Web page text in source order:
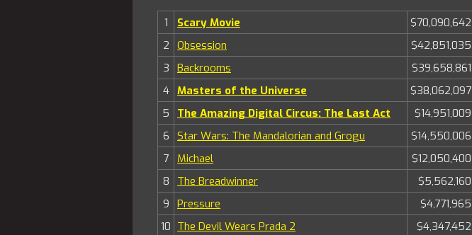
1 Scary Movie $70,090,642
2 Obsession $42,851,035
3 Backrooms $39,658,861
4 Masters of the Universe $38,062,097
5
The Amazing Digital Circus: The Last Act $14,951,009
6 Star Wars: The Mandalorian and Grogu $14,550,006
7
Michael $12,050,400
8
The Breadwinner $5,562,160
9 Pressure $4,771,965
10 The Devil Wears Prada 2 $4,347,452